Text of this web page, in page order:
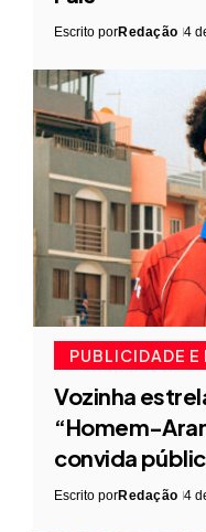
Escrito porRedação 4
PUBLICIDADE E
Vozinha
“Homem-
convida
Escrito porRedação 4